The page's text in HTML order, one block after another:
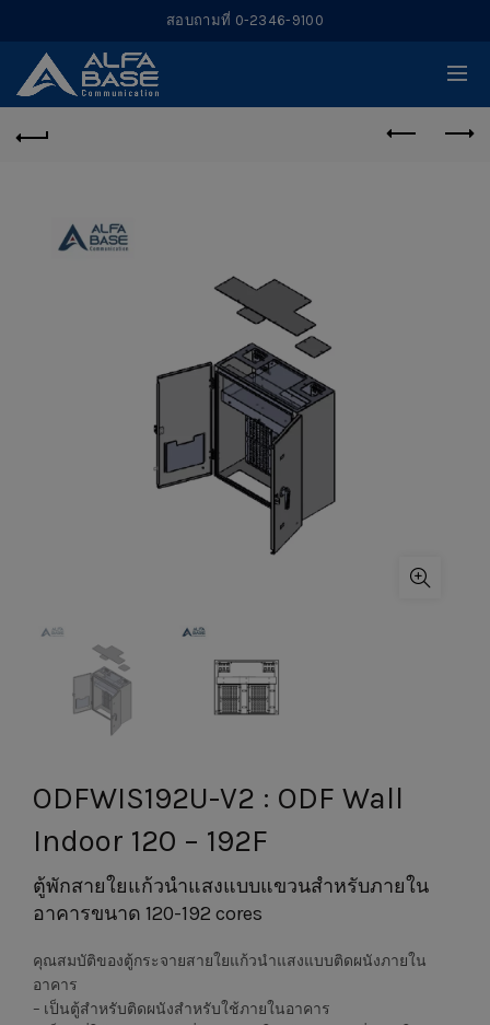
สอบถามที่ 0-2346-9100
ODFWIS192U-V2 : ODF Wall
Indoor 120 – 192F
ตู้พักสายใยแก้วนำแสงแบบแขวนสำหรับภายใน
อาคารขนาด 120-192 cores
คุณสมบัติของตู้กระจายสายใยแก้วนำแสงแบบติดผนังภายใน
อาคาร
– เป็นตู้สำหรับติดผนังสำหรับใช้ภายในอาคาร